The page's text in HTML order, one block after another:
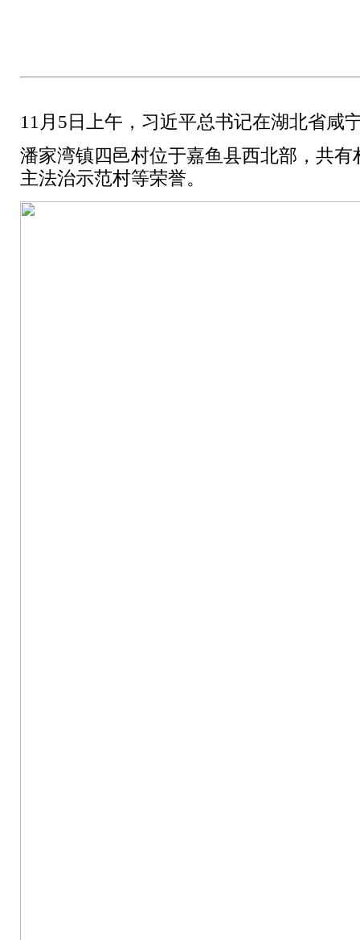
11月5日上午，习近平总书记在湖北省咸
潘家湾镇四邑村位于嘉鱼县西北部，共
主法治示范村等荣誉。